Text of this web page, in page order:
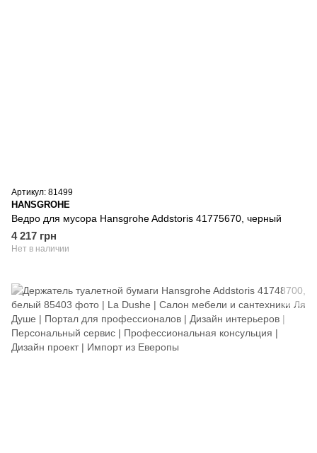
Артикул: 81499
HANSGROHE
Ведро для мусора Hansgrohe Addstoris 41775670, черный
4 217 грн
Нет в наличии